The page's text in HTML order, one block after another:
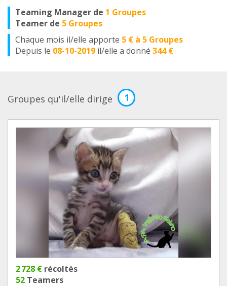
Teaming Manager de 1 Groupes
Teamer de 5 Groupes
Chaque mois il/elle apporte 5 € à 5 Groupes
Depuis le 08-10-2019 il/elle a donné 344 €
Groupes qu'il/elle dirige 1
2 728 € récoltés
52 Teamers